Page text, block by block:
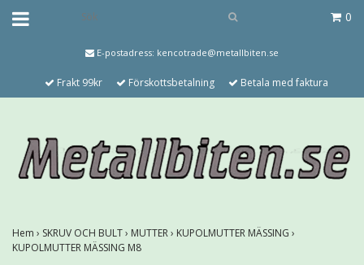
0
E-postadress: kencotrade@metallbiten.se
Frakt 99kr Förskottsbetalning Betala med faktura
Hem › SKRUV OCH BULT› MUTTER› KUPOLMUTTER MÄSSING ›
KUPOLMUTTER MÄSSING M8